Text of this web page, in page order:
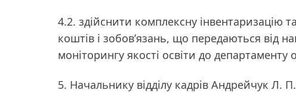
4.2. здійснити комплексну інвентаризацію
коштів і зобов’язань, що передаються від
моніторингу якості освіти до департаменту
5. Начальнику відділу кадрів Андрейчук Л.